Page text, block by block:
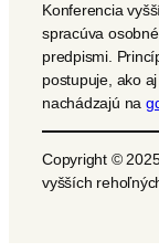
Konferencia
spracúva
predpismi.
postupuje, ako
nachádzajú na
Copyright ©
vyšších